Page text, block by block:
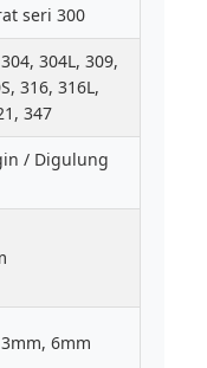
seri 300
304L, 309,
316, 316L,
347
/ Digulung
6mm